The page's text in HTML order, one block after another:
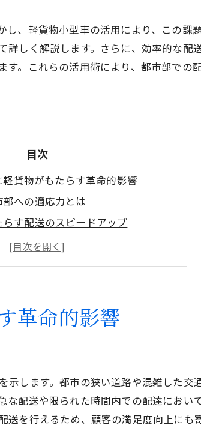
、軽貨物小型車の活用により、この課
しく解説します。さらに、効率的な配
。これらの活用術により、都市部での
目次
貨物がもたらす革命的影響
への適応力とは
す配送のスピードアップ
効率を高める軽貨物の役割
軽貨物の利用法
市輸送を実現する軽貨物
する都市配送の最適化
す配送時間の短縮効果
データ活用による配送改善
スト効率の向上
革命的影響
します。都市の狭い道路や混雑した交
配送や限られた時間内での配達におい
を行えるため、顧客の満足度向上にも